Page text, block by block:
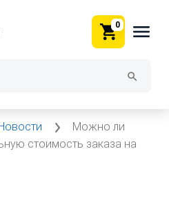
0
Можно ли
стоимость заказа на